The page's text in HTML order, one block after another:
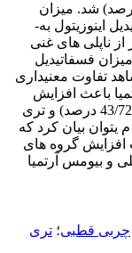
درصد و در بیومس از 16/05 به 19/69 درصد) شد. میزان
اینوزیتول به­
ناپلی ­های غنی
فسفاتیدیل
تفاوت معنی­داری
باعث افزایش
معنی دار در میزان چربی قطبی کل (12/96 و 43/72 درصد) و تری
مجموع م ی­توان بیان کرد که
باعث افزایش گروه­ های
و بیومس آرتمیا
چربی قطبی؛ تری